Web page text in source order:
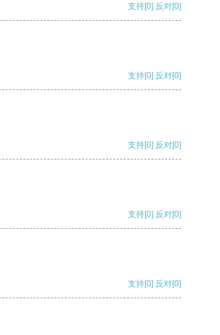
支持[0] 反对[0]
支持[0] 反对[0]
支持[0] 反对[0]
支持[0] 反对[0]
支持[0] 反对[0]